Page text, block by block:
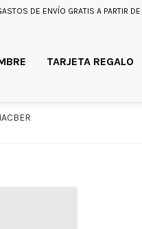
DE ENVÍO GRATIS A PARTIR
TARJETA REGALO